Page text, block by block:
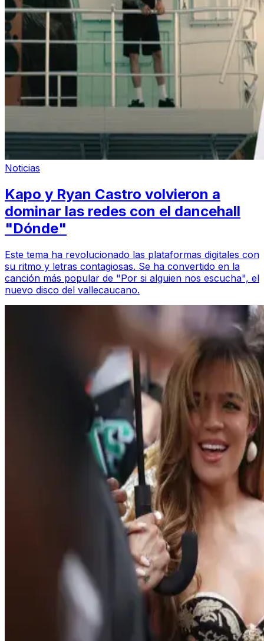
Noticias
Kapo y Ryan Castro volvieron a
dominar las redes con el dancehall
"Dónde"
Este tema ha revolucionado las plataformas digitales con
su ritmo y letras contagiosas. Se ha convertido en la
canción más popular de "Por si alguien nos escucha", el
nuevo disco del vallecaucano.